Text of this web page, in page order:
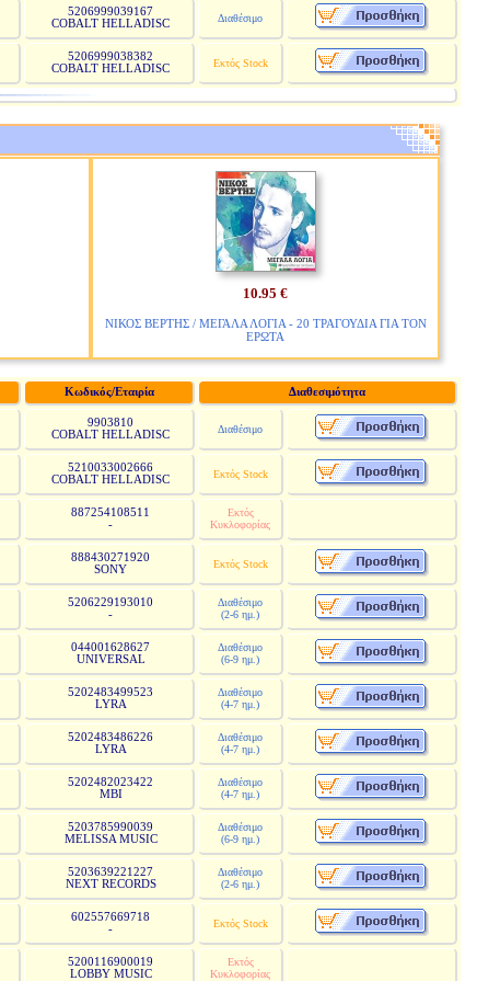
5206999039167
COBALT HELLADISC
Διαθέσιμο
5206999038382
COBALT HELLADISC
Εκτός Stock
10.95 €
ΝΙΚΟΣ ΒΕΡΤΗΣ / ΜΕΓΑΛΑ ΛΟΓΙΑ - 20 ΤΡΑΓΟΥΔΙΑ ΓΙΑ ΤΟΝ
ΕΡΩΤΑ
Κωδικός/Εταιρία Διαθεσιμότητα
9903810
COBALT HELLADISC
Διαθέσιμο
5210033002666
COBALT HELLADISC
Εκτός Stock
887254108511
-
Εκτός
Κυκλοφορίας
888430271920
SONY
Εκτός Stock
5206229193010
-
Διαθέσιμο
(2-6 ημ.)
044001628627
UNIVERSAL
Διαθέσιμο
(6-9 ημ.)
5202483499523
LYRA
Διαθέσιμο
(4-7 ημ.)
5202483486226
LYRA
Διαθέσιμο
(4-7 ημ.)
5202482023422
MBI
Διαθέσιμο
(4-7 ημ.)
5203785990039
MELISSA MUSIC
Διαθέσιμο
(6-9 ημ.)
5203639221227
NEXT RECORDS
Διαθέσιμο
(2-6 ημ.)
602557669718
-
Εκτός Stock
5200116900019
LOBBY MUSIC
Εκτός
Κυκλοφορίας